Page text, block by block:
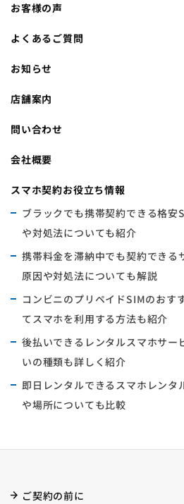
お客様の声
よくあるご質問
お知らせ
店舗案内
問い合わせ
会社概要
スマホ契約お役立ち情報
ブラックでも携帯契約できる格安
や対処法についても紹介
携帯料金を滞納中でも契約できる
原因や対処法についても解説
コンビニのプリペイドSIMのおす
てスマホを利用する方法も紹介
後払いできるレンタルスマホサー
いの種類も詳しく紹介
即日レンタルできるスマホレンタ
や場所についても比較
ご契約の前に